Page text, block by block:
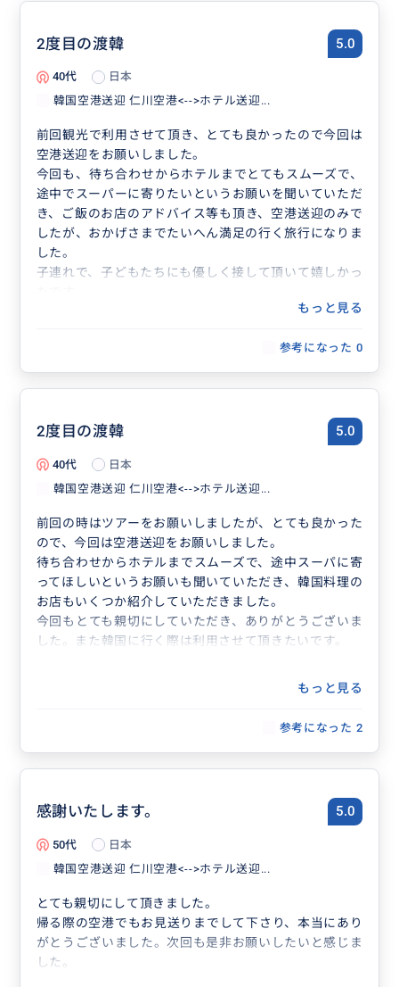
2度目の渡韓 5.0
40代
日本
韓国空港送迎 仁川空港<-->ホテル送迎...
前回観光で利用させて頂き、とても良かったので今回は
空港送迎をお願いしました。
今回も、待ち合わせからホテルまでとてもスムーズで、
途中でスーパーに寄りたいというお願いを聞いていただ
き、ご飯のお店のアドバイス等も頂き、空港送迎のみで
したが、おかげさまでたいへん満足の行く旅行になりま
した。
子連れで、子どもたちにも優しく接して頂いて嬉しかっ
もっと見る
参考になった 0
2度目の渡韓 5.0
40代
日本
韓国空港送迎 仁川空港<-->ホテル送迎...
前回の時はツアーをお願いしましたが、とても良かった
ので、今回は空港送迎をお願いしました。
待ち合わせからホテルまでスムーズで、途中スーパに寄
ってほしいというお願いも聞いていただき、韓国料理の
お店もいくつか紹介していただきました。
今回もとても親切にしていただき、ありがとうございま
した。また韓国に行く際は利用させて頂きたいです。
もっと見る
参考になった 2
感謝いたします。 5.0
50代
日本
韓国空港送迎 仁川空港<-->ホテル送迎...
とても親切にして頂きました。
帰る際の空港でもお見送りまでして下さり、本当にあり
がとうございました。次回も是非お願いしたいと感じま
した。